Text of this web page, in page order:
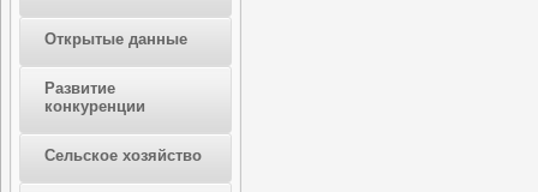
Открытые данные
Развитие
конкуренции
Сельское хозяйство